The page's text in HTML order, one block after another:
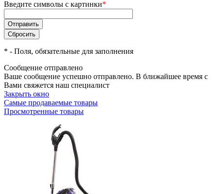
Введите символы с картинки*
* - Поля, обязательные для заполнения
Сообщение отправлено
Ваше сообщение успешно отправлено. В ближайшее время с
Вами свяжется наш специалист
Закрыть окно
Самые продаваемые товары
Просмотренные товары